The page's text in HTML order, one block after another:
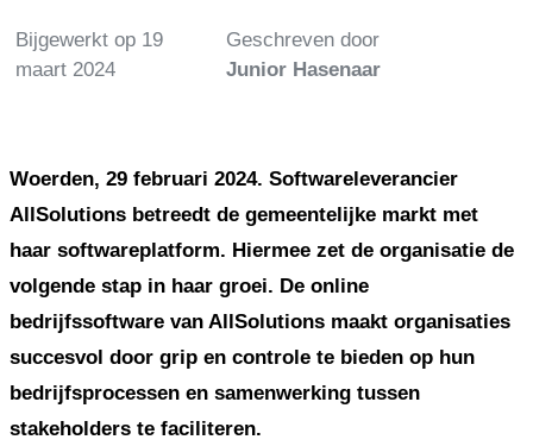
Bijgewerkt op 19
maart 2024
Geschreven door
Junior Hasenaar
Woerden, 29 februari 2024. Softwareleverancier
AllSolutions betreedt de gemeentelijke markt met
haar softwareplatform. Hiermee zet de organisatie de
volgende stap in haar groei. De online
bedrijfssoftware van AllSolutions maakt organisaties
succesvol door grip en controle te bieden op hun
bedrijfsprocessen en samenwerking tussen
stakeholders te faciliteren.